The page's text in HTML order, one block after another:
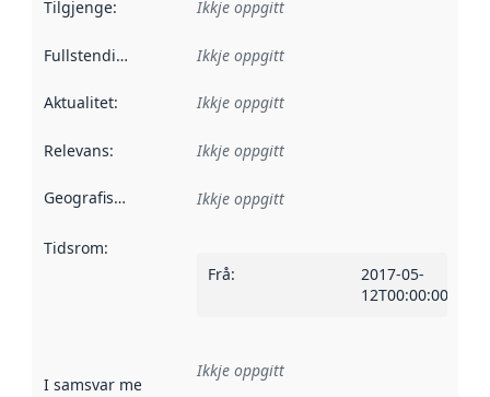
Tilgjenge: Ikkje oppgitt
Fullstendigheit Ikkje oppgitt
Aktualitet: Ikkje oppgitt
Relevans: Ikkje oppgitt
Geografisk område Ikkje oppgitt
Tidsrom:
Frå:
2017-05-
12T00:00:00Z
I samsvar med Referanse til ei implementeringsregel eller
Ikkje oppgitt